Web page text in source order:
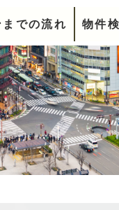
での流れ 物件